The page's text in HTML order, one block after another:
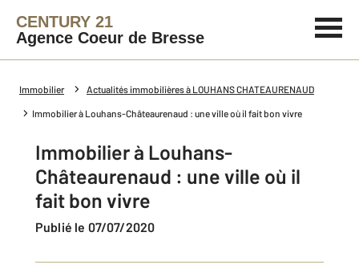
CENTURY 21
Agence Coeur de Bresse
Immobilier Actualités immobilières à LOUHANS CHATEAURENAUD
Immobilier à Louhans-Châteaurenaud : une ville où il fait bon vivre
Immobilier à Louhans-
Châteaurenaud : une ville où il
fait bon vivre
Publié le 07/07/2020